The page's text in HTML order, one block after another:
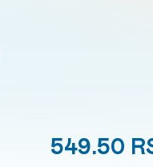
549.50